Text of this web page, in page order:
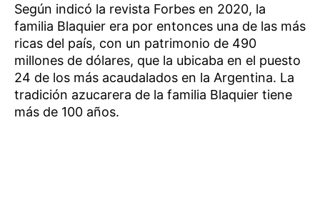
Según indicó la revista Forbes en 2020, la
familia Blaquier era por entonces una de las más
ricas del país, con un patrimonio de 490
millones de dólares, que la ubicaba en el puesto
24 de los más acaudalados en la Argentina. La
tradición azucarera de la familia Blaquier tiene
más de 100 años.